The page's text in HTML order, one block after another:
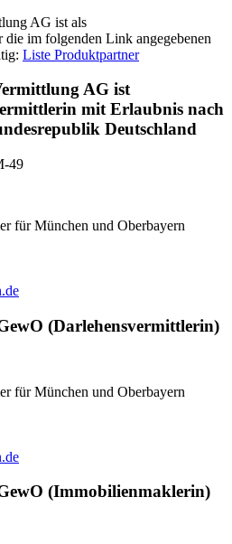
AG ist als
im folgenden Link angegebenen
Liste Produktpartner
AG ist
mit Erlaubnis nach
Deutschland
49
für München und Oberbayern
(Darlehensvermittlerin)
für München und Oberbayern
(Immobilienmaklerin)